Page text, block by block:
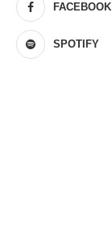
FACEBOOK
SPOTIFY